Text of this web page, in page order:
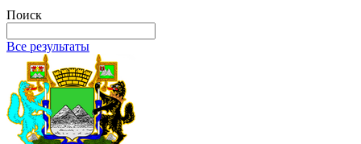
Поиск
Все результаты